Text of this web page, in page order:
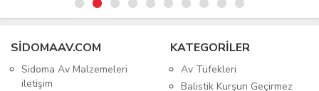
SIDOMAAV.COM
Sidoma Av Malzemeleri
iletişim
KATEGORİLER
Av Tüfekleri
Balistik Kurşun Geçirmez